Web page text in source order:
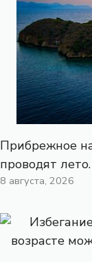
Прибрежное
проводят лето.
8 августа, 2026